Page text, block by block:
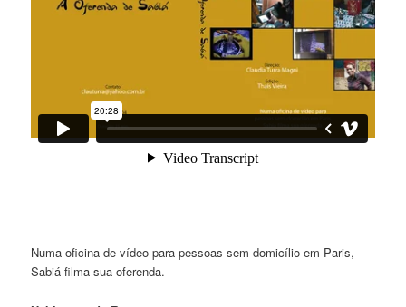
Numa oficina de vídeo para pessoas sem-domicílio em Paris,
Sabiá filma sua oferenda.